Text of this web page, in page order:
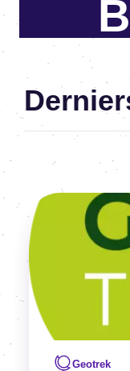
Geotrek
Voir l'article
Image